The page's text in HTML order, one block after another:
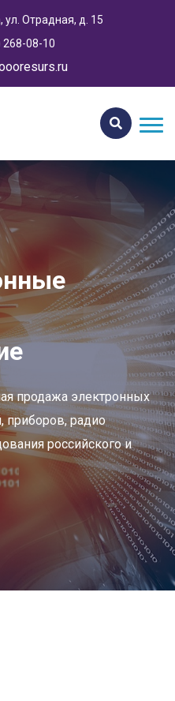
ул. Отрадная, д. 15
268-08-10
продажа электронных
приборов, радио
российского и